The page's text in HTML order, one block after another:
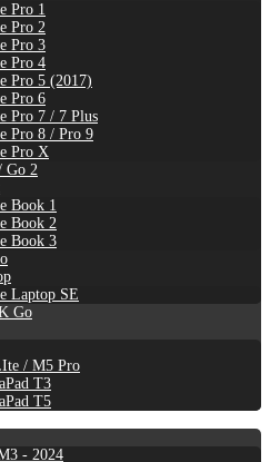
Pro 1
Pro 2
Pro 3
Pro 4
Pro 5 (2017)
Pro 6
Pro 7 / 7 Plus
Pro 8 / Pro 9
Pro X
Go 2
Book 1
Book 2
Book 3
Laptop SE
Go
/ M5 Pro
T3
T5
- 2024